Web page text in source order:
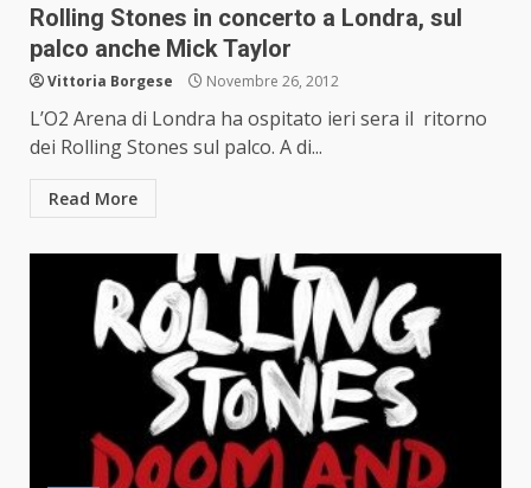
Rolling Stones in concerto a Londra, sul
palco anche Mick Taylor
Vittoria Borgese Novembre 26, 2012
L’O2 Arena di Londra ha ospitato ieri sera il ritorno
dei Rolling Stones sul palco. A di...
Read More